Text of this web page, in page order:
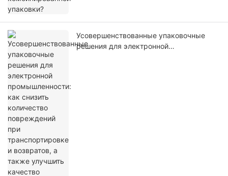
Усовершенствованные упаковочные
решения для электронной